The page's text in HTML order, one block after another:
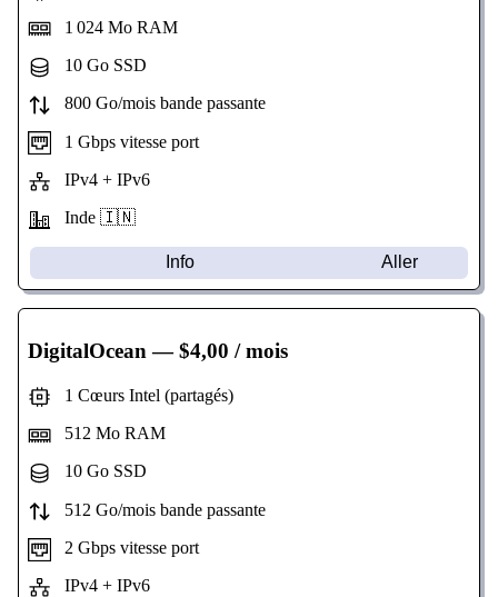
1 024 Mo RAM
10 Go SSD
800 Go/mois bande passante
1 Gbps vitesse port
IPv4 + IPv6
Inde 🇮🇳
Info Aller
DigitalOcean— $4,00 / mois
1 Cœurs Intel (partagés)
512 Mo RAM
10 Go SSD
512 Go/mois bande passante
2 Gbps vitesse port
IPv4 + IPv6